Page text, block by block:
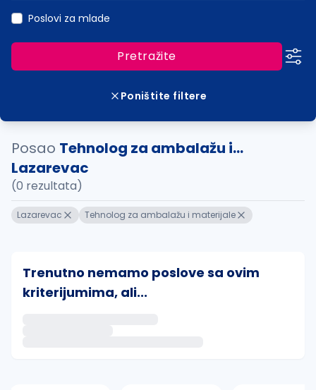
Poslovi za mlade
Pretražite
Poništite filtere
Posao Tehnolog za ambalažu i...
Lazarevac
(0 rezultata)
Lazarevac Tehnolog za ambalažu i materijale
Trenutno nemamo poslove sa ovim
kriterijumima, ali...